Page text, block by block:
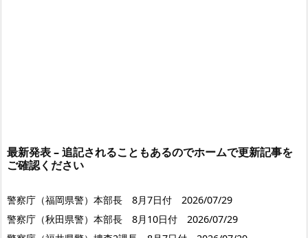
最新発表 – 追記されることもあるのでホームで更新記事を
ご確認ください
警察庁（福岡県警）本部長 8月7日付 2026/07/29
警察庁（秋田県警）本部長 8月10日付 2026/07/29